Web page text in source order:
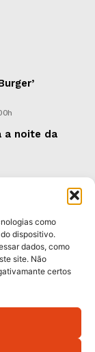
como
dispositivo.
dados, como
site. Não
certos
a noite da